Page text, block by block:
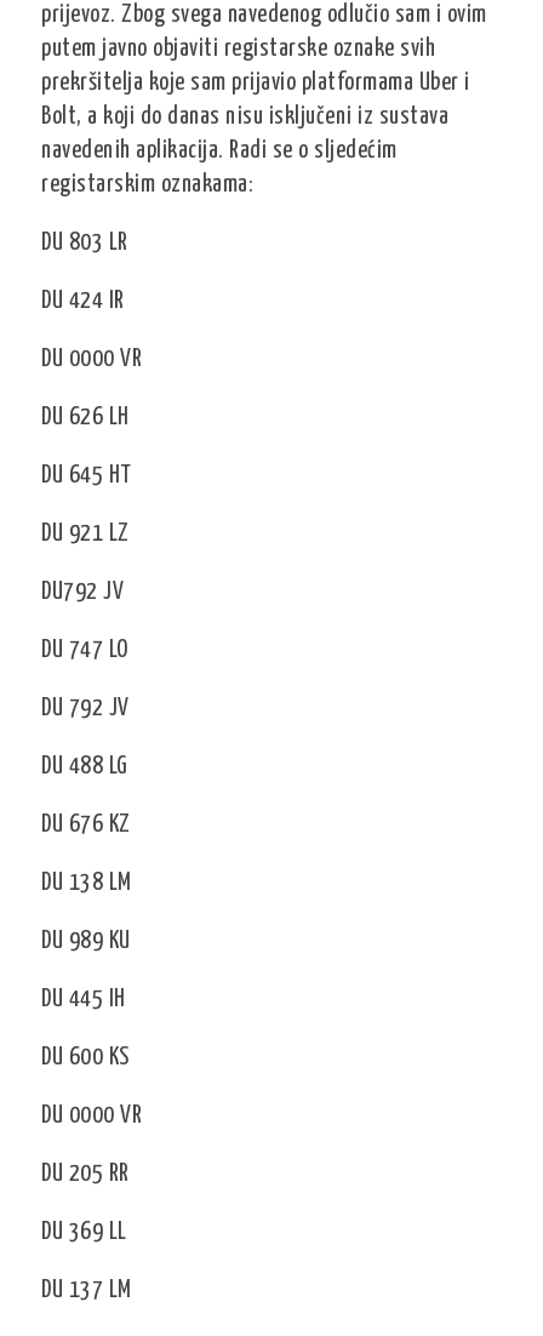
prijevoz. Zbog svega navedenog odlučio sam i ovim
putem javno objaviti registarske oznake svih
prekršitelja koje sam prijavio platformama Uber i
Bolt, a koji do danas nisu isključeni iz sustava
navedenih aplikacija. Radi se o sljedećim
registarskim oznakama:
DU 803 LR
DU 424 IR
DU 0000 VR
DU 626 LH
DU 645 HT
DU 921 LZ
DU792 JV
DU 747 LO
DU 792 JV
DU 488 LG
DU 676 KZ
DU 138 LM
DU 989 KU
DU 445 IH
DU 600 KS
DU 0000 VR
DU 205 RR
DU 369 LL
DU 137 LM